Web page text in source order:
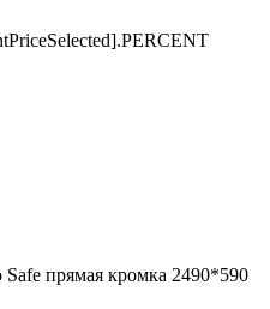
прямая кромка 2490*590